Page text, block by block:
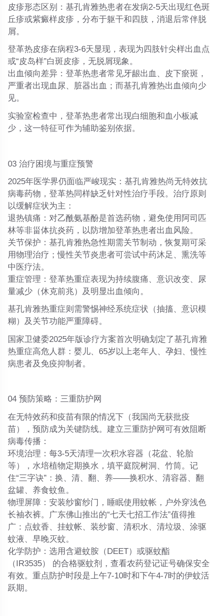
皮疹形态区别 ：基孔肯雅热患者在发病2-5天出现红色斑
丘疹或紫癜样皮疹 ，分布于躯干和四肢，消退后常伴脱
屑。
登革热皮疹在病程3-6天显现 ，表现为四肢针尖样出血点
或“皮岛样”白斑皮疹， 无脱屑现象。
出血倾向差异 ：登革热患者常见牙龈出血、皮下瘀斑，
严重者出现血尿、脏器出血；而基孔肯雅热出血倾向少
见。
实验室检查中，登革热患者常出现白细胞和血小板减
少 ，这一特征可作为辅助鉴别依据。
03 治疗困境与重症预警
2025年医学界仍面临严峻现实 ：基孔肯雅热尚无特效抗
病毒药物，登革热同样缺乏针对性治疗手段。治疗原则
以缓解症状为主：
退热镇痛 ：对乙酰氨基酚是首选药物 ，避免使用阿司匹
林等非甾体抗炎药，以防增加登革热患者出血风险。
关节保护 ：基孔肯雅热急性期需关节制动，恢复期可采
用物理治疗；慢性关节炎患者可尝试中药沐足、熏洗等
中医疗法。
重症管理 ：登革热重症表现为持续腹痛、意识改变、尿
量减少（休克前兆）及明显出血倾向。
基孔肯雅热重症则需警惕神经系统症状 （抽搐、意识模
糊）及关节功能严重障碍。
国家卫健委2025年版诊疗方案首次明确划定了基孔肯雅
热重症高危人群：婴儿、65岁以上老年人、孕妇、慢性
病患者及免疫抑制者。
04 预防策略：三重防护网
在无特效药和疫苗有限的情况下（我国尚无获批疫
苗），预防成为关键防线。建立三重防护网可有效阻断
病毒传播：
环境治理 ：每3-5天清理一次积水容器（花盆、轮胎
等），水培植物定期换水，填平庭院树洞、竹筒。记
住“三字诀”：换、清、翻、养——换积水、清容器、翻
盆罐、养食蚊鱼。
物理屏障 ：安装纱窗纱门，睡眠使用蚊帐，户外穿浅色
长袖衣裤。广东佛山推出的“七天七招工作法”值得推
广：点蚊香、挂蚊帐、装纱窗、清积水、清垃圾、涂驱
蚊液、早晚灭蚊。
化学防护 ：选用含避蚊胺（DEET）或驱蚊酯
（IR3535）
的合格驱蚊剂，查看农药登记证号确保安全
有效。重点防护时段是 上午7-10时和下午4-7时的伊蚊活
跃期。